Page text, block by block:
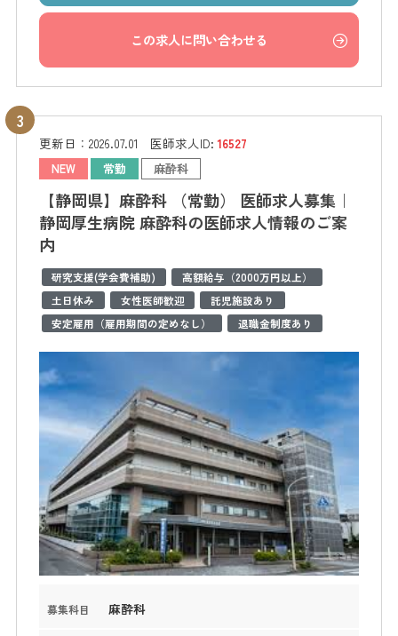
この求人に問い合わせる
更新日： 2026.07.01 医師求人ID:16527
NEW 常勤 麻酔科
【静岡県】麻酔科 （常勤） 医師求人募集｜
静岡厚生病院 麻酔科の医師求人情報のご案
内
研究支援(学会費補助)
高額給与（2000万円以上）
土日休み
女性医師歓迎
託児施設あり
安定雇用（雇用期間の定めなし）
退職金制度あり
募集科目 麻酔科